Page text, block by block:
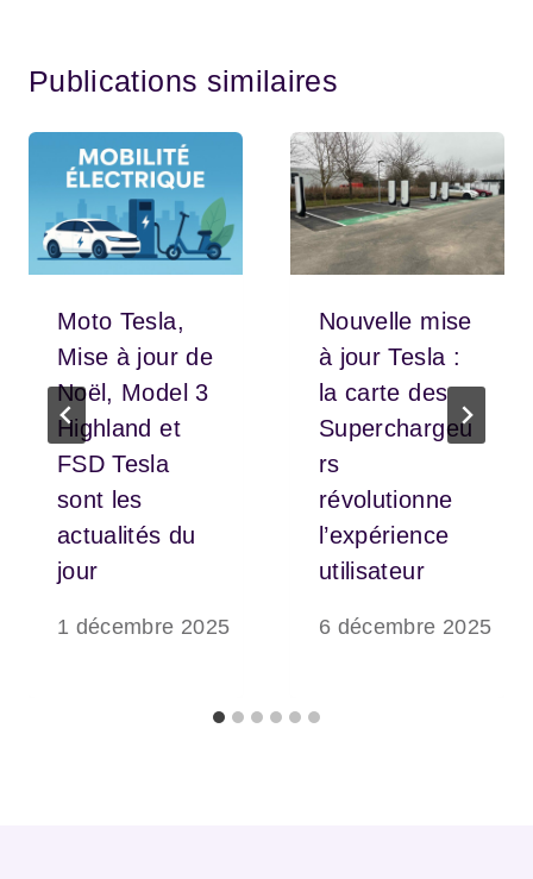
Publications similaires
Moto Tesla,
Mise à jour de
Noël, Model 3
Highland et
FSD Tesla
sont les
actualités du
jour
1 décembre 2025
Nouvelle mise
à jour Tesla :
la carte des
Superchargeu
rs
révolutionne
l’expérience
utilisateur
6 décembre 2025